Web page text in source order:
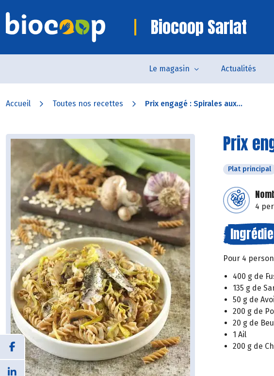
Biocoop Sarlat
Le magasin Actualités
Accueil Toutes nos recettes Prix engagé : Spirales aux...
Prix
Plat principal
4
Pour 4
400 g de
135 g de
50 g de
200 g de
20 g de
1 Ail
200 g de